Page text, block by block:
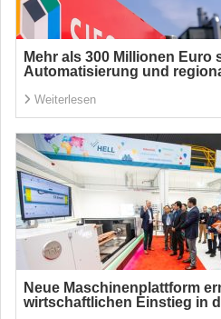
Mehr als 300 Millionen Euro
Automatisierung und
Weiterlesen
Neue Maschinenplattform
wirtschaftlichen Einstieg in